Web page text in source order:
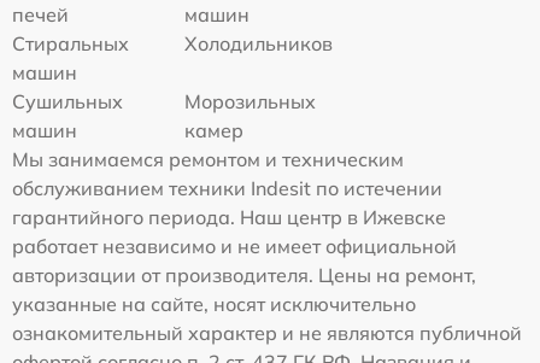
печей
машин
Стиральных
машин
Холодильников
Сушильных
машин
Морозильных
камер
Мы занимаемся ремонтом и техническим
обслуживанием техники Indesit по истечении
гарантийного периода. Наш центр в Ижевске
работает независимо и не имеет официальной
авторизации от производителя. Цены на ремонт,
указанные на сайте, носят исключительно
ознакомительный характер и не являются публичной